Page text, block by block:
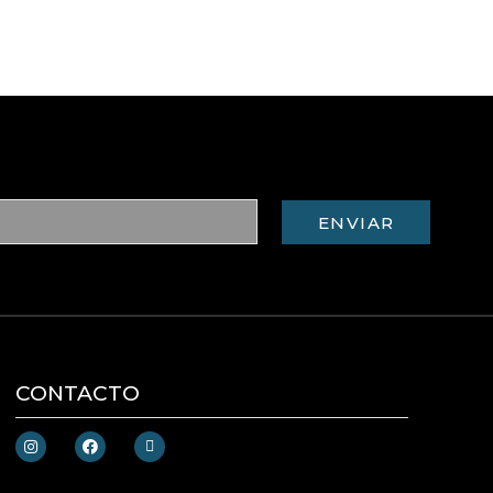
ENVIAR
CONTACTO